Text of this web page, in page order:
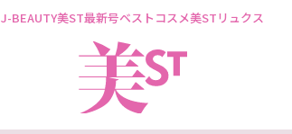
J-BEAUTY美ST最新号ベストコスメ美STリュクス